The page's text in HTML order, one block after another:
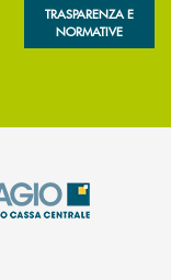
TRASPARENZA E
NORMATIVE